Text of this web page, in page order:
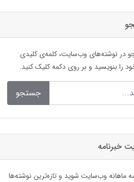
در نوشته‌های وب‌سایت، کلمه‌ی کلیدی
را بنویسید و بر روی دکمه کلیک کنید.
جستجو
خبرنامه
ماهانه وب‌سایت شوید و تازه‌ترین نوشته‌ها